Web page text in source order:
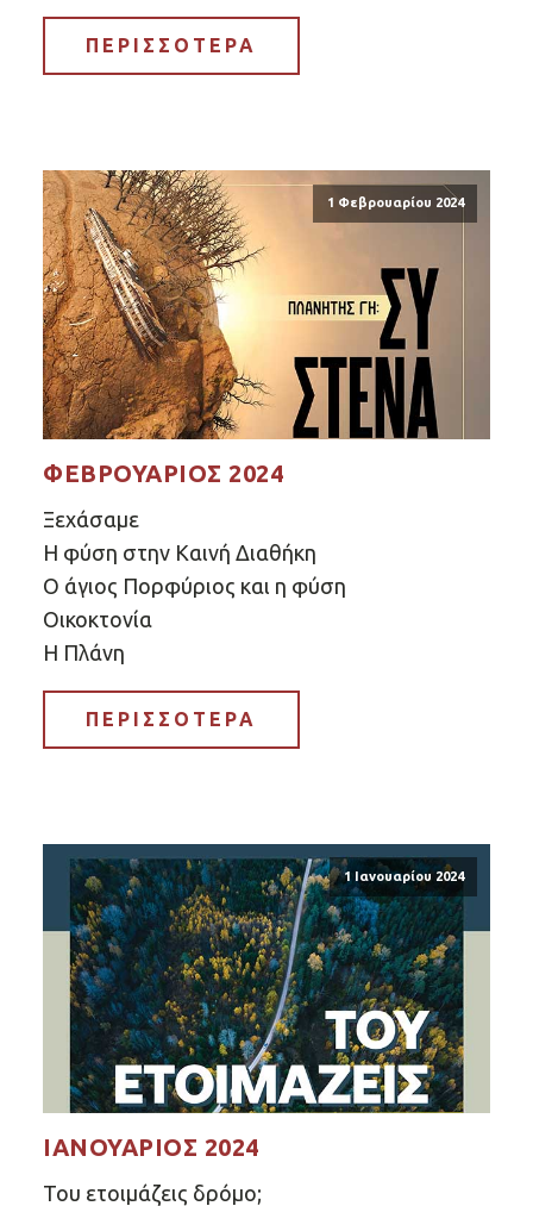
ΠΕΡΙΣΣΟΤΕΡΑ
1 Φεβρουαρίου 2024
ΦΕΒΡΟΥΆΡΙΟΣ 2024
Ξεχάσαμε
Η φύση στην Καινή Διαθήκη
Ο άγιος Πορφύριος και η φύση
Οικοκτονία
Η Πλάνη
ΠΕΡΙΣΣΟΤΕΡΑ
1 Ιανουαρίου 2024
ΙΑΝΟΥΆΡΙΟΣ 2024
Του ετοιμάζεις δρόμο;